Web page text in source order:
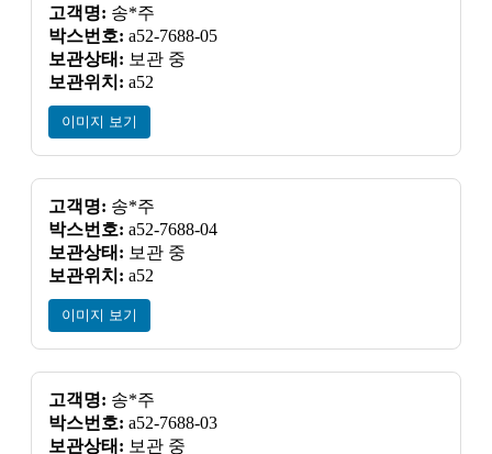
고객명: 송*주
박스번호: a52-7688-05
보관상태: 보관 중
보관위치: a52
이미지 보기
고객명: 송*주
박스번호: a52-7688-04
보관상태: 보관 중
보관위치: a52
이미지 보기
고객명: 송*주
박스번호: a52-7688-03
보관상태: 보관 중